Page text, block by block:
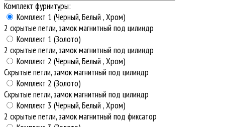
Комплект фурнитуры:
Комплект 1 (Черный, Белый , Хром)
2 скрытые петли, замок магнитный под цилиндр
Комплект 1 (Золото)
2 скрытые петли, замок магнитный под цилиндр
Комплект 2 (Черный, Белый , Хром)
Скрытые петли, замок магнитный под цилиндр
Комплект 2 (Золото)
Скрытые петли, замок магнитный под цилиндр
Комплект 3 (Черный, Белый , Хром)
2 скрытые петли, замок магнитный под фиксатор